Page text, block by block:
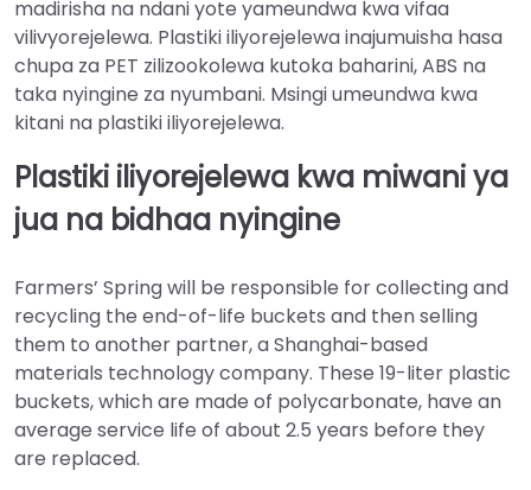
madirisha na ndani yote yameundwa kwa vifaa
vilivyorejelewa. Plastiki iliyorejelewa inajumuisha hasa
chupa za PET zilizookolewa kutoka baharini, ABS na
taka nyingine za nyumbani. Msingi umeundwa kwa
kitani na plastiki iliyorejelewa.
Plastiki iliyorejelewa kwa miwani ya
jua na bidhaa nyingine
Farmers’ Spring will be responsible for collecting and
recycling the end-of-life buckets and then selling
them to another partner, a Shanghai-based
materials technology company. These 19-liter plastic
buckets, which are made of polycarbonate, have an
average service life of about 2.5 years before they
are replaced.